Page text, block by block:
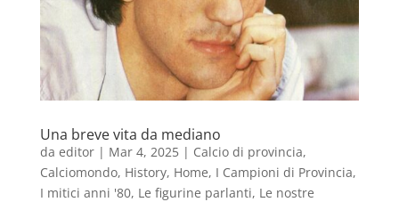
Una breve vita da mediano
da editor| Mar 4, 2025| Calcio di provincia,
Calciomondo, History, Home, I Campioni di Provincia,
I mitici anni '80, Le figurine parlanti, Le nostre